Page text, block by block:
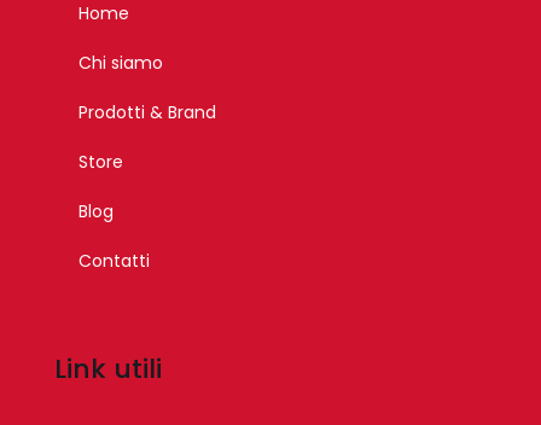
Home
Chi siamo
Prodotti & Brand
Store
Blog
Contatti
Link utili